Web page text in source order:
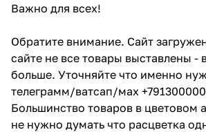
Важно для всех!
Обратите внимание. Сайт
сайте не все товары выставлены -
больше. Уточняйте что именно
телеграмм/ватсап/мах
Большинство товаров в цветовом
не нужно думать что расцветка